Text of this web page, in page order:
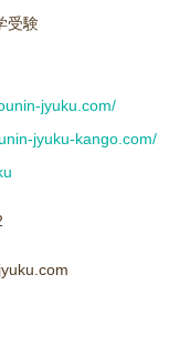
受験
jyuku.com/
jyuku-kango.com/